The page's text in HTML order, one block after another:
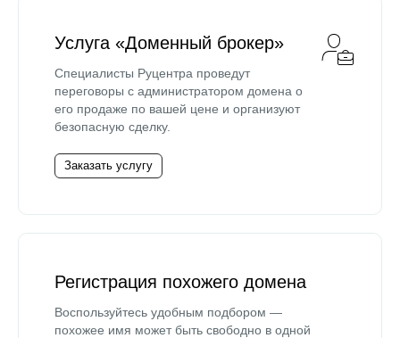
Услуга «Доменный брокер»
Специалисты Руцентра проведут
переговоры с администратором домена о
его продаже по вашей цене и организуют
безопасную сделку.
Заказать услугу
Регистрация похожего домена
Воспользуйтесь удобным подбором —
похожее имя может быть свободно в одной